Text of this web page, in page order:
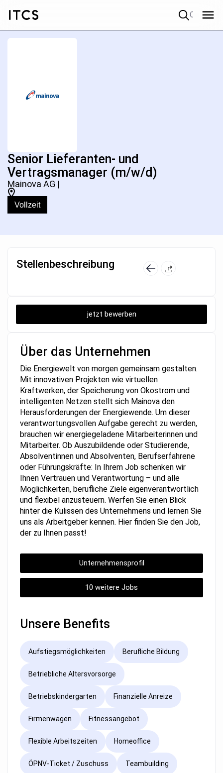
Senior Lieferanten- und
Vertragsmanager (m/w/d)
Mainova AG |
Vollzeit
Stellenbeschreibung
jetzt bewerben
Über das Unternehmen
Die Energiewelt von morgen gemeinsam gestalten.
Mit innovativen Projekten wie virtuellen
Kraftwerken, der Speicherung von Ökostrom und
intelligenten Netzen stellt sich Mainova den
Herausforderungen der Energiewende. Um dieser
verantwortungsvollen Aufgabe gerecht zu werden,
brauchen wir energiegeladene Mitarbeiterinnen und
Mitarbeiter. Ob Auszubildende oder Studierende,
Absolventinnen und Absolventen, Berufserfahrene
oder Führungskräfte: In Ihrem Job schenken wir
Ihnen Vertrauen und Verantwortung – und alle
Möglichkeiten, berufliche Ziele eigenverantwortlich
und flexibel anzusteuern. Werfen Sie einen Blick
hinter die Kulissen des Unternehmens und lernen Sie
uns als Arbeitgeber kennen. Hier finden Sie den Job,
der zu Ihnen passt!
Unternehmensprofil
10 weitere Jobs
Unsere Benefits
Aufstiegsmöglichkeiten Berufliche Bildung
Betriebliche Altersvorsorge
Betriebskindergarten Finanzielle Anreize
Firmenwagen Fitnessangebot
Flexible Arbeitszeiten Homeoffice
ÖPNV-Ticket / Zuschuss Teambuilding